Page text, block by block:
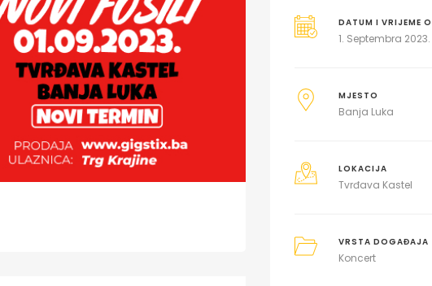
DATUM I VRIJEME
1. Septembra 2023.
MJESTO
Banja Luka
LOKACIJA
Tvrđava Kastel
VRSTA DOGAĐAJA
Koncert